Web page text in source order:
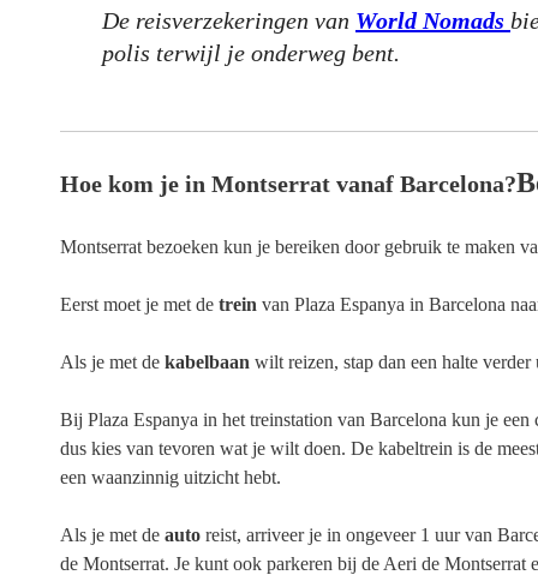
De reisverzekeringen van World Nomads
polis terwijl je onderweg bent.
Hoe kom je in Montserrat vanaf Barcelona?
Montserrat bezoeken kun je bereiken door gebruik te maken
Eerst moet je met de trein van Plaza Espanya in Barcelona
Als je met de kabelbaan wilt reizen, stap dan een halte
Bij Plaza Espanya in het treinstation van Barcelona kun je
dus kies van tevoren wat je wilt doen. De kabeltrein is de
een waanzinnig uitzicht hebt.
Als je met de auto reist, arriveer je in ongeveer 1 uur van
de Montserrat. Je kunt ook parkeren bij de Aeri de Montserrat